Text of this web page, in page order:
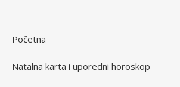
Početna
Natalna karta i uporedni horoskop